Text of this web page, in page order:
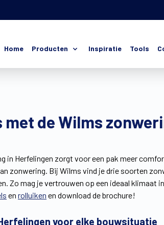
Home Producten Inspiratie Tools
met de Wilms
in Herfelingen zorgt voor een pak meer
zonwering. Bij Wilms vind je drie soorten
Zo mag je vertrouwen op een ideaal klimaat
en rolluiken en download de brochure!
voor elke bouwsituatie